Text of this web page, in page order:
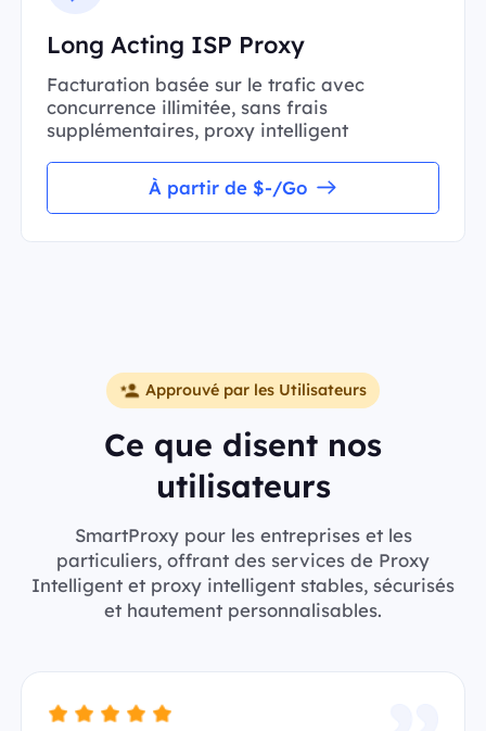
Long Acting ISP Proxy
Facturation basée sur le trafic avec
concurrence illimitée, sans frais
supplémentaires, proxy intelligent
À partir de $-/Go
Approuvé par les Utilisateurs
Ce que disent nos
utilisateurs
SmartProxy pour les entreprises et les
particuliers, offrant des services de Proxy
Intelligent et proxy intelligent stables, sécurisés
et hautement personnalisables.